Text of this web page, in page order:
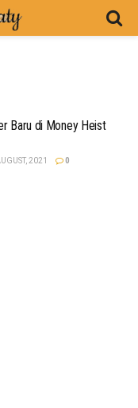
Baru di Money Heist
2021 0